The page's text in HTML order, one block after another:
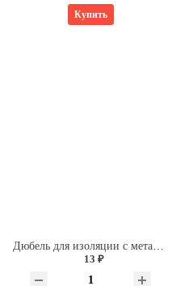
Купить
Дюбель для изоляции с металлическим гвоздем 10*200мм Daxmer (300 шт/упак)
13 ₽